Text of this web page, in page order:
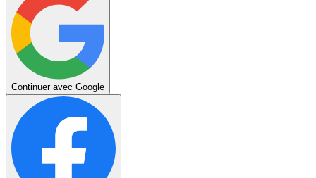
Continuer avec Google